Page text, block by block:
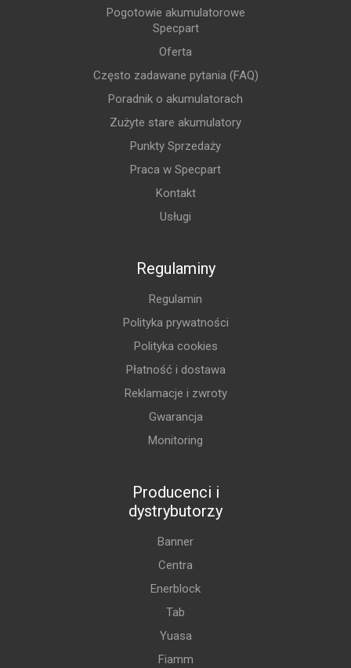
Pogotowie akumulatorowe
Specpart
Oferta
Często zadawane pytania (FAQ)
Poradnik o akumulatorach
Zużyte stare akumulatory
Punkty Sprzedaży
Praca w Specpart
Kontakt
Usługi
Regulaminy
Regulamin
Polityka prywatności
Polityka cookies
Płatność i dostawa
Reklamacje i zwroty
Gwarancja
Monitoring
Producenci i
dystrybutorzy
Banner
Centra
Enerblock
Tab
Yuasa
Fiamm